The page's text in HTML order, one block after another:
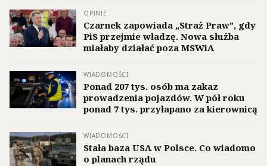
OPINIE
Czarnek zapowiada „Straż Praw”, gdy
PiS przejmie władzę. Nowa służba
miałaby działać poza MSWiA
WIADOMOŚCI
Ponad 207 tys. osób ma zakaz
prowadzenia pojazdów. W pół roku
ponad 7 tys. przyłapano za kierownicą
WIADOMOŚCI
Stała baza USA w Polsce. Co wiadomo
o planach rządu